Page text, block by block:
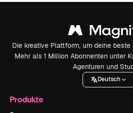
Die kreative Plattform, um deine
Mehr als 1 Million Abonnenten unter
Agenturen und
Deutsch
Produkte